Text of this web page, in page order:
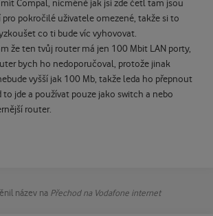
Compal, nicméně jak jsi zde četl tam jsou
pokročilé uživatele omezené, takže si to
co ti bude víc vyhovovat.
že ten tvůj router má jen 100 Mbit LAN porty,
bych ho nedoporučoval, protože jinak
vyšší jak 100 Mb, takže leda ho přepnout
to jde a používat pouze jako switch a nebo
router.
název na Přechod na Vodafone internet